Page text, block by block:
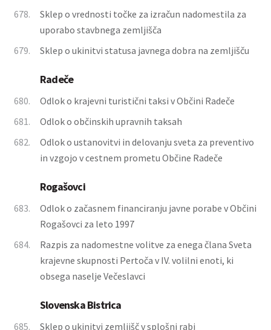
678.
Sklep o vrednosti točke za izračun nadomestila za
uporabo stavbnega zemljišča
679.
Sklep o ukinitvi statusa javnega dobra na zemljišču
Radeče
680.
Odlok o krajevni turistični taksi v Občini Radeče
681.
Odlok o občinskih upravnih taksah
682.
Odlok o ustanovitvi in delovanju sveta za preventivo
in vzgojo v cestnem prometu Občine Radeče
Rogašovci
683.
Odlok o začasnem financiranju javne porabe v Občini
Rogašovci za leto 1997
684.
Razpis za nadomestne volitve za enega člana Sveta
krajevne skupnosti Pertoča v IV. volilni enoti, ki
obsega naselje Večeslavci
Slovenska Bistrica
685.
Sklep o ukinitvi zemljišč v splošni rabi